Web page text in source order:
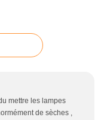
mettre les lampes
de sèches ,